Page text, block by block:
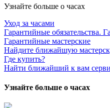
Узнайте больше о часах
Уход за часами
Гарантийные обязательства.
Гарантийные мастерские
Найдите ближайшую
Где купить?
Найти ближайший к вам
Узнайте больше о часах